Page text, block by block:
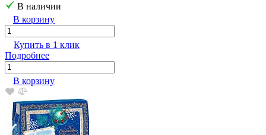
В наличии
В корзину
Купить в 1 клик
Подробнее
В корзину